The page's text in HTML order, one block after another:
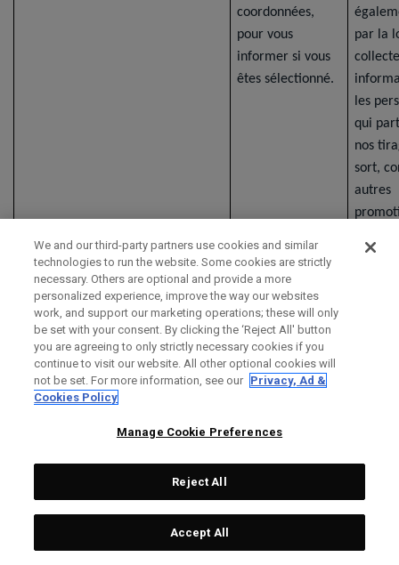
coordonnées,
pour vous
informer si vous
êtes sélectionné.
par la
les
qui
nos
sort,
autres
Recherche et analytique
Nous utilisons les
informations
personnelles que
vous fournissez
pour effectuer
des recherches et
des analyses et
l'efficacité de nos
ligne et hors ligne
Nous
We and our third-party partners use cookies and similar
technologies to run the website. Some cookies are strictly
necessary. Others are optional and provide a more
personalized experience, improve the way our websites
work, and support our marketing operations; these will only
be set with your consent. By clicking the ‘Reject All' button
you are agreeing to only strictly necessary cookies if you
continue to visit our website. All other optional cookies will
not be set. For more information, see our Privacy, Ad &
Cookies Policy
Manage Cookie Preferences
Reject All
Accept All